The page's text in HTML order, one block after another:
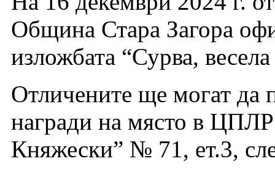
Община Стара Загора
изложбата “Сурва,
Отличените ще могат да
награди на място в ЦПЛР
Княжески” № 71, ет.3,